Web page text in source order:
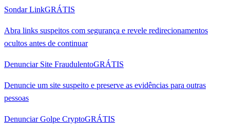
Sondar LinkGRÁTIS
Abra links suspeitos com segurança e revele redirecionamentos
ocultos antes de continuar
Denunciar Site FraudulentoGRÁTIS
Denuncie um site suspeito e preserve as evidências para outras
pessoas
Denunciar Golpe CryptoGRÁTIS